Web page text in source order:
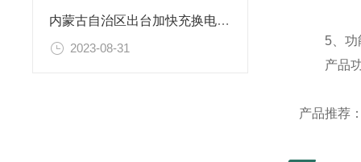
内蒙古自治区出台加快充换电基础设施建设实施方案
2023-08-31
5、功
产品功
产品推荐